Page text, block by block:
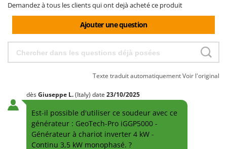
Demandez à tous les clients qui ont dejà acheté ce produit
Ajouter une question
Texte traduit automatiquementVoir l'original
dèsGiuseppe L.(Italy) date 23/10/2025
Est-il possible d'utiliser ce soudeur avec ce
générateur : GeoTech-Pro iGGP5000 -
Générateur à chariot inverter 4 kW -
Continu 3,5 kW monophasé. ?